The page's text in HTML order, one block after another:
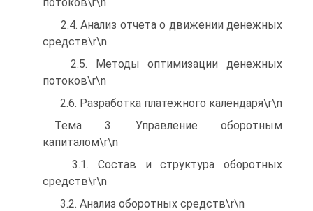
2.4. Анализ отчета о движении денежных
средств\r\n
2.5. Методы оптимизации денежных
потоков\r\n
2.6. Разработка платежного календаря\r\n
Тема 3. Управление оборотным
капиталом\r\n
3.1. Состав и структура оборотных
средств\r\n
3.2. Анализ оборотных средств\r\n